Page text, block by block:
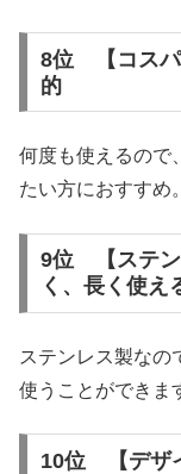
8位 【コスパ
的
何度も使えるので
たい方におすすめ。
9位 【ステン
く、長く使え
ステンレス製なの
使うことができま
10位 【デザ